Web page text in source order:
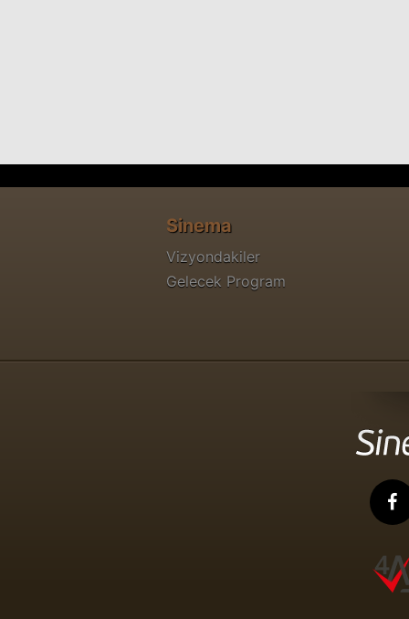
Sinema
Vizyondakiler
Gelecek Program